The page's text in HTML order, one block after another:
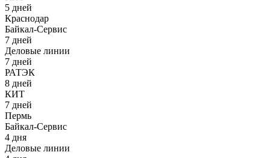
5 дней
Краснодар
Байкал-Сервис
7 дней
Деловые линии
7 дней
РАТЭК
8 дней
КИТ
7 дней
Пермь
Байкал-Сервис
4 дня
Деловые линии